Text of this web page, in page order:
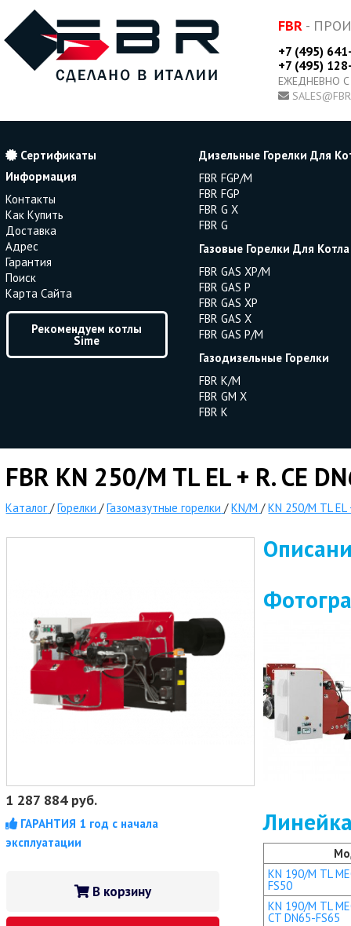
FBR -
+7 (495)
+7 (495)
ЕЖЕДНЕВНО
Сертификаты
Информация
Контакты
Как Купить
Доставка
Адрес
Гарантия
Поиск
Карта Сайта
Рекомендуем котлы
Sime
Дизельные Горелки Для
FBR FGP/M
FBR FGP
FBR G X
FBR G
Газовые Горелки Для Котла
FBR GAS XP/M
FBR GAS P
FBR GAS XP
FBR GAS X
FBR GAS P/M
Газодизельные Горелки
FBR K/M
FBR GM X
FBR K
FBR KN 250/M TL EL + R. CE
Каталог /Горелки /Газомазутные горелки /KN/M /KN 250/M TL EL
1 287 884руб.
ГАРАНТИЯ 1 год с начала
эксплуатации
В корзину
KN 190/M TL
FS50
KN 190/M TL
CT DN65-FS65